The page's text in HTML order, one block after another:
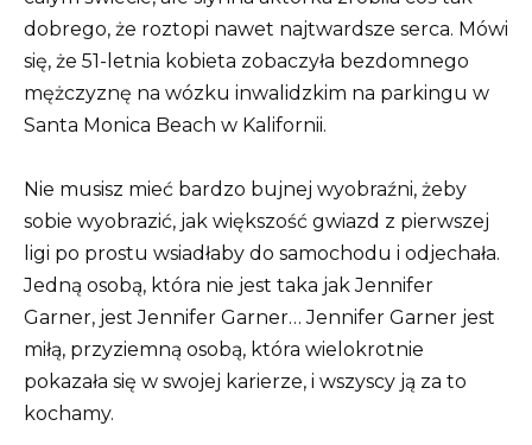
dobrego, że roztopi nawet najtwardsze serca. Mówi
się, że 51-letnia kobieta zobaczyła bezdomnego
mężczyznę na wózku inwalidzkim na parkingu w
Santa Monica Beach w Kalifornii.
Nie musisz mieć bardzo bujnej wyobraźni, żeby
sobie wyobrazić, jak większość gwiazd z pierwszej
ligi po prostu wsiadłaby do samochodu i odjechała.
Jedną osobą, która nie jest taka jak Jennifer
Garner, jest Jennifer Garner… Jennifer Garner jest
miłą, przyziemną osobą, która wielokrotnie
pokazała się w swojej karierze, i wszyscy ją za to
kochamy.